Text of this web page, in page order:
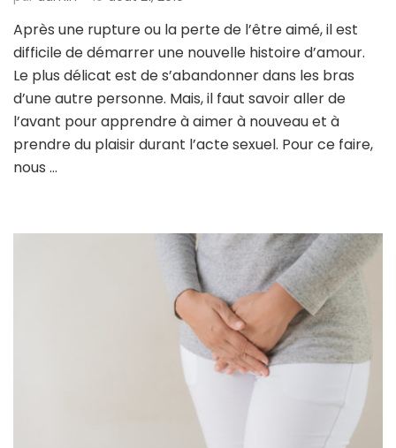
Après une rupture ou la perte de l’être aimé, il est
difficile de démarrer une nouvelle histoire d’amour.
Le plus délicat est de s’abandonner dans les bras
d’une autre personne. Mais, il faut savoir aller de
l’avant pour apprendre à aimer à nouveau et à
prendre du plaisir durant l’acte sexuel. Pour ce faire,
nous …